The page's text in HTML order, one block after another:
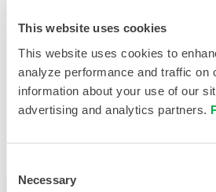
This website uses cookies
This website uses cookies to
analyze performance and traffic on
information about your use of our
advertising and analytics partners.
Selection
Necessary
VERWANDTE